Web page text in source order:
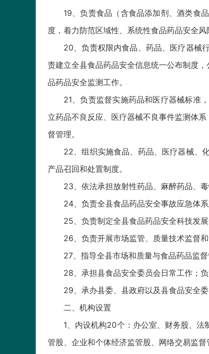
19、负责食品（含食品添加剂、酒类食
度，着力防范区域性、系统性食品药品安全风
20、负责权限内食品、药品、医疗器械
责建立全县食品药品安全信息统一公布制度
品药品安全监测工作。
21、负责监督实施药品和医疗器械标准
立药品不良反应、医疗器械不良事件监测体
督管理。
22、组织实施食品、药品、医疗器械、
产品召回和处置制度。
23、依法承担放射性药品、麻醉药品、
24、负责全县食品药品安全事故应急体
25、负责制定全县食品药品安全科技发
26、负责开展市场监管、质量技术监督
27、指导全县市场和质量与食品药品监
28、承担县食品安全委员会日常工作；
29、承办县委、县政府以及县食品安全委
二、机构设置
1、内设机构20个：办公室、财务股、
管股、企业和个体经济监管股、网络交易监